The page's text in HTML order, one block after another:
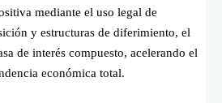
mediante el uso legal de
y estructuras de diferimiento, el
de interés compuesto, acelerando el
económica total.